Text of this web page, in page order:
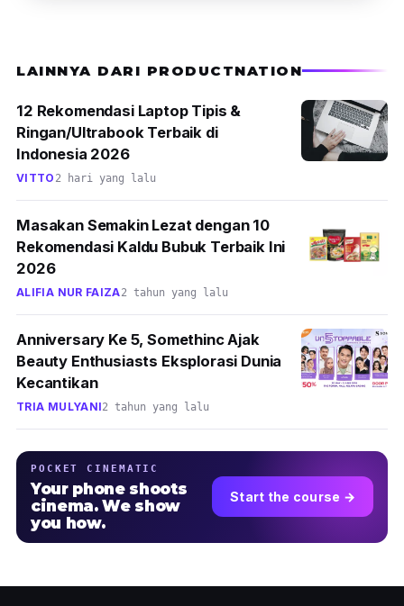
LAINNYA DARI PRODUCTNATION
12 Rekomendasi Laptop Tipis &
Ringan/Ultrabook Terbaik di
Indonesia 2026
VITTO 2 hari yang lalu
Masakan Semakin Lezat dengan 10
Rekomendasi Kaldu Bubuk Terbaik Ini
2026
ALIFIA NUR FAIZA2 tahun yang lalu
Anniversary Ke 5, Somethinc Ajak
Beauty Enthusiasts Eksplorasi Dunia
Kecantikan
TRIA MULYANI2 tahun yang lalu
POCKET CINEMATIC
Your phone shoots
cinema. We show
you how.
Start the course →